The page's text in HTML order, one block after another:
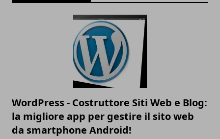
WordPress - Costruttore Siti Web e Blog:
la migliore app per gestire il sito web
da smartphone Android!